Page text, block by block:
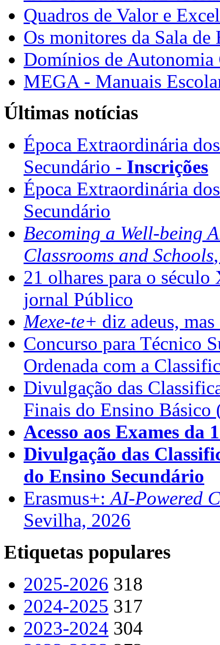
Quadros de Valor e
Os monitores da Sala de
Domínios de Autonomia
MEGA - Manuais
Últimas notícias
Época Extraordinária
Secundário - Inscrições
Época Extraordinária
Secundário
Becoming a Well-being
Classrooms and Schools
21 olhares para o
jornal Público
Mexe-te+ diz adeus,
Concurso para Técnico
Ordenada com a
Divulgação das
Finais do Ensino Básico
Acesso aos Exames da
Divulgação das
do Ensino Secundário
Erasmus+:AI-Powered
Sevilha, 2026
Etiquetas populares
2025-2026 318
2024-2025 317
2023-2024 304